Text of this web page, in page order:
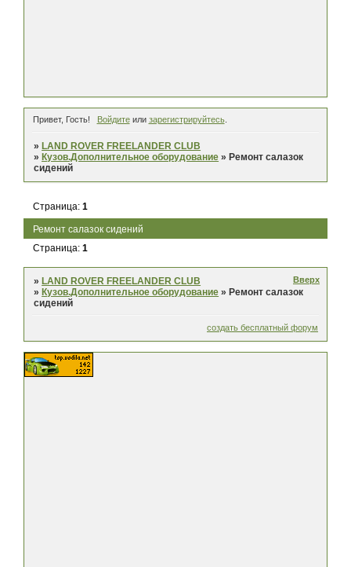
Привет, Гость! Войдитеили зарегистрируйтесь.
» LAND ROVER FREELANDER CLUB
» Кузов.Дополнительное оборудование » Ремонт салазок
сидений
Ремонт салазок сидений
Страница:1
Страница:1
»LAND ROVER FREELANDER CLUB
»Кузов.Дополнительное оборудование »Ремонт салазок
сидений
Вверх
создать бесплатный форум